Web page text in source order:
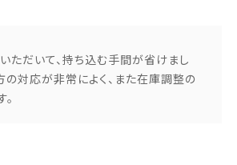
ただいて、持ち込む手間が省けまし
の対応が非常によく、また在庫調整の